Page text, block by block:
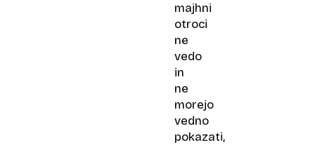
majhni
otroci
ne
vedo
in
ne
morejo
vedno
pokazati,